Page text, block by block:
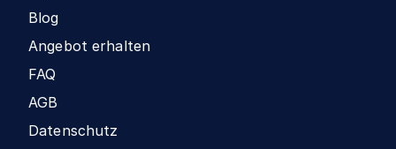
Blog
Angebot erhalten
FAQ
AGB
Datenschutz